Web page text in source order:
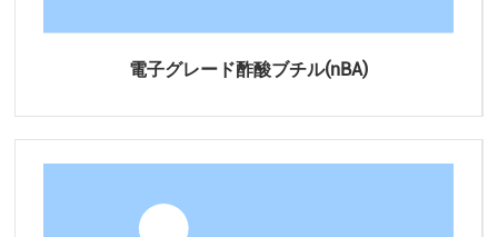
電子グレード酢酸ブチル(nBA)